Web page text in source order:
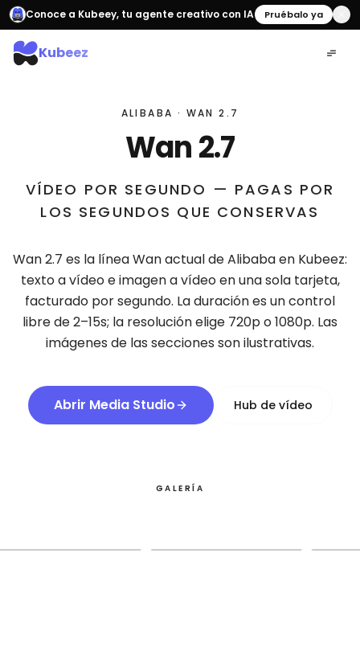
Conoce a Kubeey, tu agente creativo con IA Pruébalo ya
Kubeez
ALIBABA · WAN 2.7
Wan 2.7
VÍDEO POR SEGUNDO — PAGAS POR
LOS SEGUNDOS QUE CONSERVAS
Wan 2.7 es la línea Wan actual de Alibaba en Kubeez:
texto a vídeo e imagen a vídeo en una sola tarjeta,
facturado por segundo. La duración es un control
libre de 2–15s; la resolución elige 720p o 1080p. Las
imágenes de las secciones son ilustrativas.
Abrir Media Studio Hub de vídeo
GALERÍA